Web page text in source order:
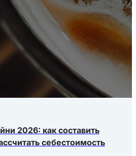
2026: как составить
себестоимость